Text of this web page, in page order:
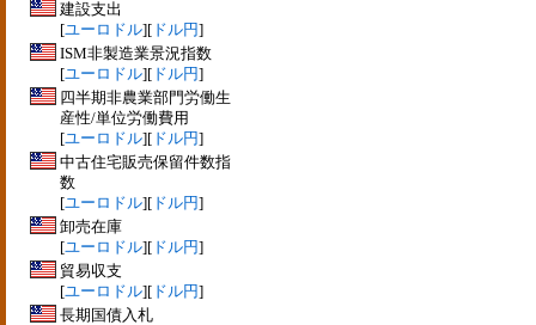
建設支出
[ユーロドル][ ドル円]
ISM非製造業景況指数
[ユーロドル][ ドル円]
四半期非農業部門労働生
産性/単位労働費用
[ユーロドル][ ドル円]
中古住宅販売保留件数指
数
[ユーロドル][ ドル円]
卸売在庫
[ユーロドル][ ドル円]
貿易収支
[ユーロドル][ ドル円]
長期国債入札